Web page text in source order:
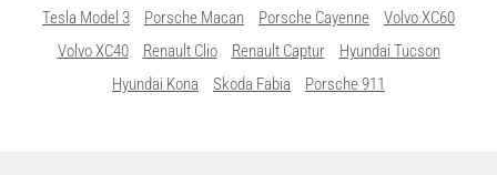
Tesla Model 3
Porsche Macan Porsche Cayenne
Volvo XC60
Volvo XC40
Renault Clio Renault Captur
Hyundai Tucson
Hyundai Kona
Skoda Fabia Porsche 911